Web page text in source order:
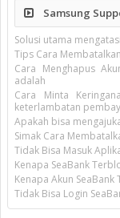
Samsung
Solusi utama
Tips Cara
Cara Menghapus
adalah
Cara Minta
keterlambatan
Apakah bisa
Simak Cara
Tidak Bisa Masuk
Kenapa SeaBank
Kenapa Akun
Tidak Bisa Login